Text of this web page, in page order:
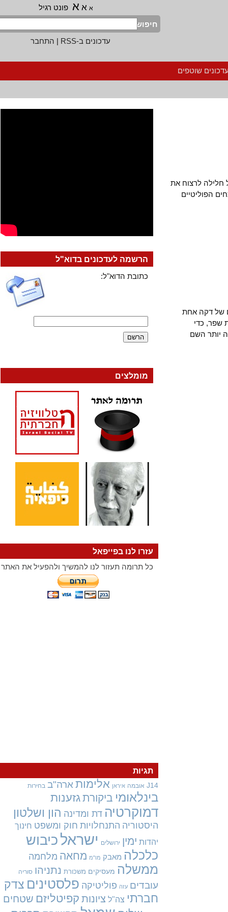
א א פונט רגיל
חיפוש
עדכונים ב-RSS
|התחבר
שוטפים
לרצוח את
דקה אחת
כדי
השם
הרשמה לעדכונים בדוא"ל
כתובת הדוא"ל:
מומלצים
עזרו לנו בפייפאל
כל תרומה תעזור לנו להמשיך ולהפעיל את האתר
תגיות
J14 אובמה איראן אלימות ארה"ב בחירות
בינלאומיביקורתגזענות
דמוקרטיה דת ומדינההון ושלטון
היסטוריה התנחלויות חוק ומשפט חינוך
יהדות ימין ירושלים ישראלכיבוש
כלכלה מאבק מו"מ מחאהמלחמה
ממשלה מעסיקים משכורת נתניהו סוריה
עובדים עזה פוליטיקה פלסטיניםצדק
חברתי צה"ל ציונותקפיטליזםשטחים